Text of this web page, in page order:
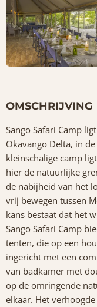
OMSCHRIJVING
Sango Safari Camp
Okavango Delta, in
kleinschalige camp
hier de natuurlijke
de nabijheid van het
vrij bewegen tussen
kans bestaat dat het
Sango Safari Camp
tenten, die op een
ingericht met een
van badkamer met
op de omringende
elkaar. Het